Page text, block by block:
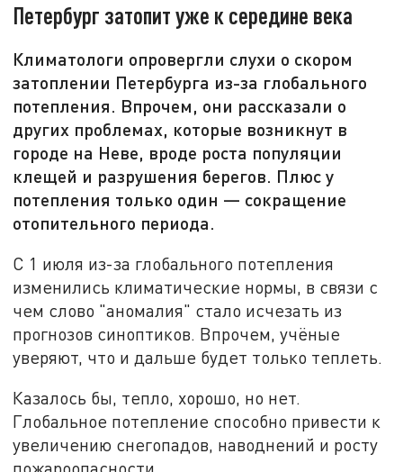
Петербург затопит уже к середине века
Климатологи опровергли слухи о скором
затоплении Петербурга из-за глобального
потепления. Впрочем, они рассказали о
других проблемах, которые возникнут в
городе на Неве, вроде роста популяции
клещей и разрушения берегов. Плюс у
потепления только один — сокращение
отопительного периода.
С 1 июля из-за глобального потепления
изменились климатические нормы, в связи с
чем слово "аномалия" стало исчезать из
прогнозов синоптиков. Впрочем, учёные
уверяют, что и дальше будет только теплеть.
Казалось бы, тепло, хорошо, но нет.
Глобальное потепление способно привести к
увеличению снегопадов, наводнений и росту